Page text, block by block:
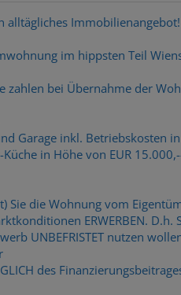
alltägliches
im hippsten Teil
zahlen bei Übernahme der
Garage inkl. Betriebskosten
in Höhe von EUR
Sie die Wohnung vom
ERWERBEN. D.h.
UNBEFRISTET nutzen
des